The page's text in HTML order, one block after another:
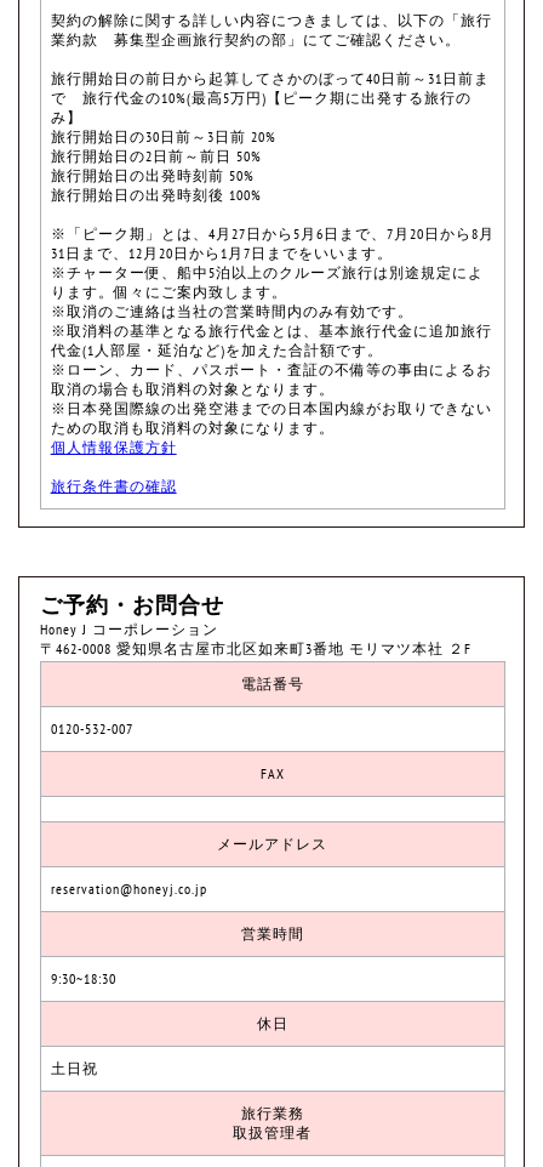
契約の解除に関する詳しい内容につきましては、以下の「旅行
業約款 募集型企画旅行契約の部」にてご確認ください。
旅行開始日の前日から起算してさかのぼって40日前～31日前ま
で 旅行代金の10%(最高5万円)【ピーク期に出発する旅行の
み】
旅行開始日の30日前～3日前 20%
旅行開始日の2日前～前日 50%
旅行開始日の出発時刻前 50%
旅行開始日の出発時刻後 100%
※「ピーク期」とは、4月27日から5月6日まで、7月20日から8月
31日まで、12月20日から1月7日までをいいます。
※チャーター便、船中5泊以上のクルーズ旅行は別途規定によ
ります。個々にご案内致します。
※取消のご連絡は当社の営業時間内のみ有効です。
※取消料の基準となる旅行代金とは、基本旅行代金に追加旅行
代金(1人部屋・延泊など)を加えた合計額です。
※ローン、カード、パスポート・査証の不備等の事由によるお
取消の場合も取消料の対象となります。
※日本発国際線の出発空港までの日本国内線がお取りできない
ための取消も取消料の対象になります。
個人情報保護方針
旅行条件書の確認
ご予約・お問合せ
Honey J コーポレーション
〒462-0008 愛知県名古屋市北区如来町3番地 モリマツ本社 ２F
電話番号
0120-532-007
FAX
メールアドレス
reservation@honeyj.co.jp
営業時間
9:30~18:30
休日
土日祝
旅行業務
取扱管理者